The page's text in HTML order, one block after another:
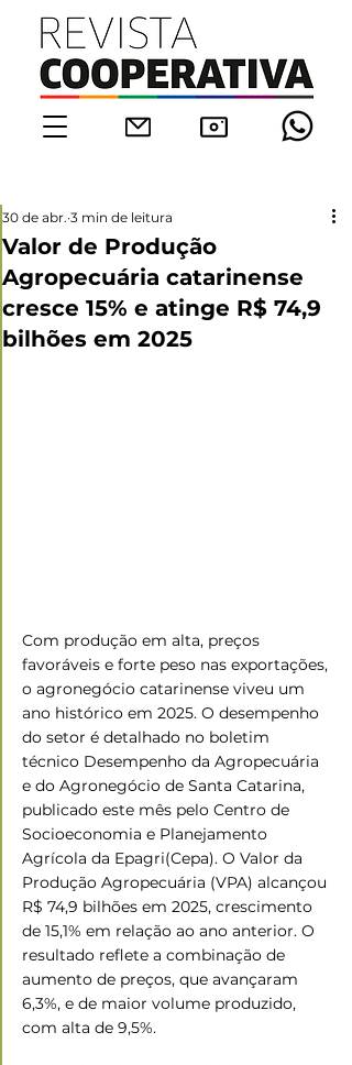
Valor de Produção
Agropecuária catarinense
cresce 15% e atinge R$ 74,9
bilhões em 2025
30 de abr. 3 min de leitura
Com produção em alta, preços
favoráveis e forte peso nas exportações,
o agronegócio catarinense viveu um
ano histórico em 2025. O desempenho
do setor é detalhado no boletim
técnico Desempenho da Agropecuária
e do Agronegócio de Santa Catarina,
publicado este mês pelo Centro de
Socioeconomia e Planejamento
Agrícola da Epagri(Cepa). O Valor da
Produção Agropecuária (VPA) alcançou
R$ 74,9 bilhões em 2025, crescimento
de 15,1% em relação ao ano anterior. O
resultado reflete a combinação de
aumento de preços, que avançaram
6,3%, e de maior volume produzido,
com alta de 9,5%.